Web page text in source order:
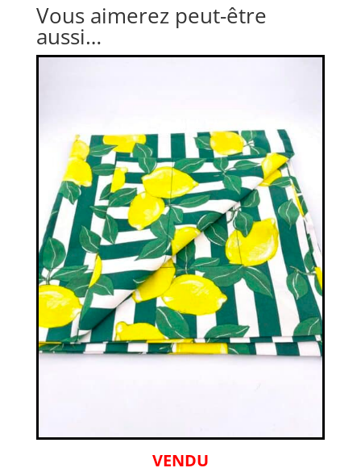
Vous aimerez peut-être
aussi…
VENDU